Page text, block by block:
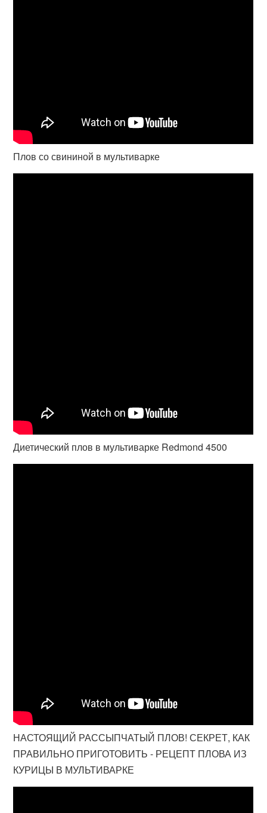
Плов со свининой в мультиварке
Диетический плов в мультиварке Redmond 4500
НАСТОЯЩИЙ РАССЫПЧАТЫЙ ПЛОВ! СЕКРЕТ, КАК
ПРАВИЛЬНО ПРИГОТОВИТЬ - РЕЦЕПТ ПЛОВА ИЗ
КУРИЦЫ В МУЛЬТИВАРКЕ